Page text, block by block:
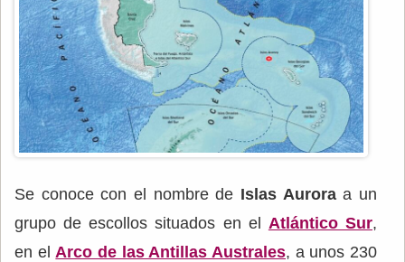
Se conoce con el nombre de Islas Auroraa un
grupo de escollos situados en el Atlántico Sur,
en el Arco de las Antillas Australes, a unos 230